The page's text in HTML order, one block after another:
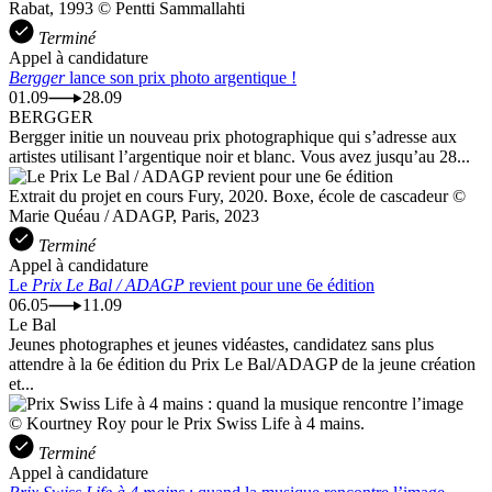
Rabat, 1993 © Pentti Sammallahti
Terminé
Appel à candidature
Berggerlance son prix photo argentique !
01.09
28.09
BERGGER
Bergger initie un nouveau prix photographique qui s’adresse aux
artistes utilisant l’argentique noir et blanc. Vous avez jusqu’au 28...
Extrait du projet en cours Fury, 2020. Boxe, école de cascadeur ©
Marie Quéau / ADAGP, Paris, 2023
Terminé
Appel à candidature
Le Prix Le Bal / ADAGP revient pour une 6e édition
06.05
11.09
Le Bal
Jeunes photographes et jeunes vidéastes, candidatez sans plus
attendre à la 6e édition du Prix Le Bal/ADAGP de la jeune création
et...
© Kourtney Roy pour le Prix Swiss Life à 4 mains.
Terminé
Appel à candidature